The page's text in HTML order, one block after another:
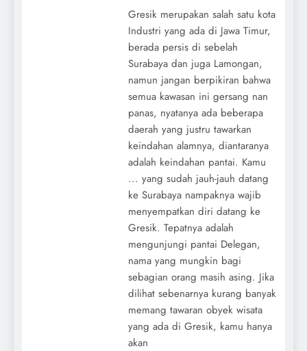
Gresik merupakan salah satu kota
Industri yang ada di Jawa Timur,
berada persis di sebelah
Surabaya dan juga Lamongan,
namun jangan berpikiran bahwa
semua kawasan ini gersang nan
panas, nyatanya ada beberapa
daerah yang justru tawarkan
keindahan alamnya, diantaranya
adalah keindahan pantai. Kamu
... yang sudah jauh-jauh datang
ke Surabaya nampaknya wajib
menyempatkan diri datang ke
Gresik. Tepatnya adalah
mengunjungi pantai Delegan,
nama yang mungkin bagi
sebagian orang masih asing. Jika
dilihat sebenarnya kurang banyak
memang tawaran obyek wisata
yang ada di Gresik, kamu hanya
akan